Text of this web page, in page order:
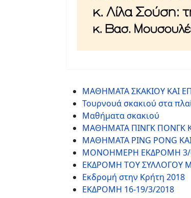
ΜΑΘΗΜΑΤΑ ΣΚΑΚΙΟΥ ΚΑΙ
Τουρνουά σκακιού στα
Μαθήματα σκακιού
ΜΑΘΗΜΑΤΑ ΠΙΝΓΚ ΠΟΝΓΚ
ΜΑΘΗΜΑΤΑ PING PONG
ΜΟΝΟΗΜΕΡΗ ΕΚΔΡΟΜΗ 3/
ΕΚΔΡΟΜΗ ΤΟΥ ΣΥΛΛΟΓΟΥ
Εκδρομή στην Κρήτη 2018
ΕΚΔΡΟΜΗ 16-19/3/2018